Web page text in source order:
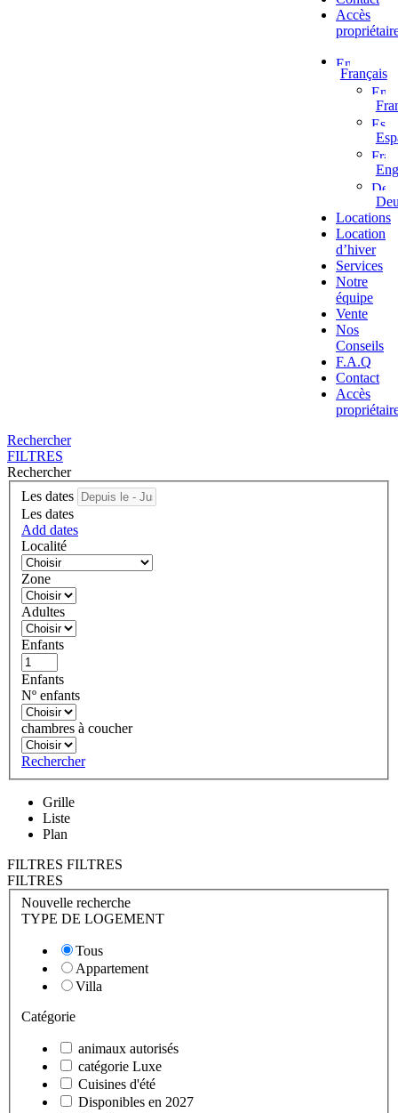
Accès
Français
Locations
Location
d’hiver
Services
Notre
équipe
Vente
Nos
Conseils
F.A.Q
Contact
Accès
Rechercher
FILTRES
Rechercher
Les dates
Les dates
Add dates
Localité
Zone
Adultes
Enfants
Enfants
Nº enfants
chambres à coucher
Rechercher
Grille
Liste
Plan
FILTRES FILTRES
FILTRES
Nouvelle recherche
TYPE DE LOGEMENT
Tous
Appartement
Villa
Catégorie
animaux autorisés
catégorie Luxe
Cuisines d'été
Disponibles en 2027